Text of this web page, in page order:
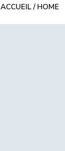
ACCUEIL / HOME